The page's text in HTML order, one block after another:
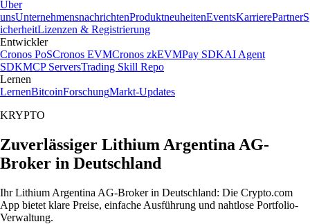
Über
unsUnternehmensnachrichtenProduktneuheitenEventsKarrierePartnerS
icherheitLizenzen & Registrierung
Entwickler
Cronos PoSCronos EVMCronos zkEVMPay SDKAI Agent
SDKMCP ServersTrading Skill Repo
Lernen
LernenBitcoinForschungMarkt-Updates
KRYPTO
Zuverlässiger Lithium Argentina AG-
Broker in Deutschland
Ihr Lithium Argentina AG-Broker in Deutschland: Die Crypto.com
App bietet klare Preise, einfache Ausführung und nahtlose Portfolio-
Verwaltung.